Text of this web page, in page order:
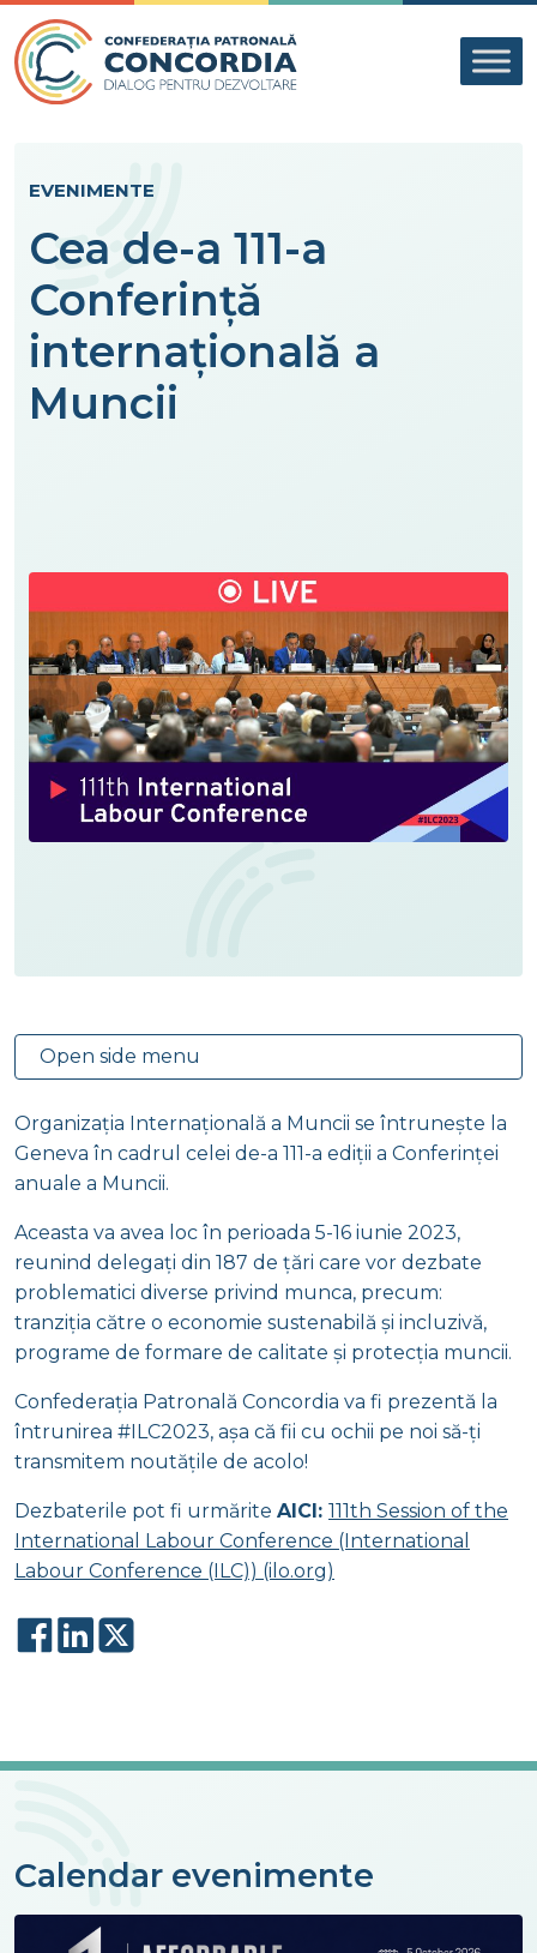
Skip to content
EVENIMENTE
Cea de-a 111-a
Conferință
internațională a
Muncii
Organizația Internațională a Muncii se întrunește la
Geneva în cadrul celei de-a 111-a ediții a Conferinței
anuale a Muncii.
Aceasta va avea loc în perioada 5-16 iunie 2023,
reunind delegați din 187 de țări care vor dezbate
problematici diverse privind munca, precum:
tranziția către o economie sustenabilă și incluzivă,
programe de formare de calitate și protecția muncii.
Confederația Patronală Concordia va fi prezentă la
întrunirea #ILC2023, așa că fii cu ochii pe noi să-ți
transmitem noutățile de acolo!
Dezbaterile pot fi urmărite AICI: 111th Session of the
International Labour Conference (International
Labour Conference (ILC)) (ilo.org)
Open side menu
Calendar evenimente